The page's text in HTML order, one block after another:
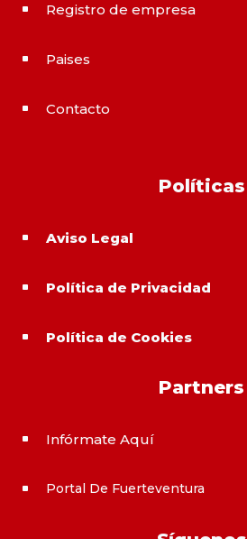
^ Registro de empresa
^ Paises
^ Contacto
Políticas
^ Aviso Legal
^ Política de Privacidad
^ Política de Cookies
Partners
^ Infórmate Aquí
^ Portal De Fuerteventura